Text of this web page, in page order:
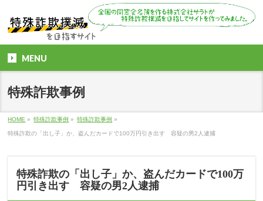
MENU
特殊詐欺事例
HOME » 特殊詐欺事例 » 特殊詐欺事例 »
特殊詐欺の「出し子」か、盗んだカードで100万円引き出す 容疑の男2人逮捕
特殊詐欺の「出し子」か、盗んだカードで100万
円引き出す 容疑の男2人逮捕